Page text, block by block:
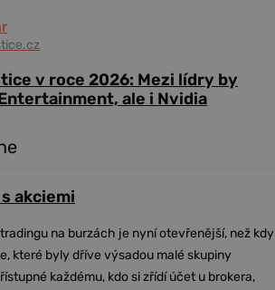
v roce 2026: Mezi lídry by
ale i Nvidia
akciemi
na burzách je nyní otevřenější, než kdy
které byly dříve výsadou malé skupiny
každému, kdo si zřídí účet u brokera,